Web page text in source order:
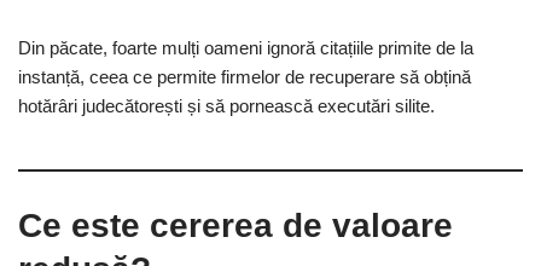
Din păcate, foarte mulți oameni ignoră citațiile primite de la
instanță, ceea ce permite firmelor de recuperare să obțină
hotărâri judecătorești și să pornească executări silite.
Ce este cererea de valoare